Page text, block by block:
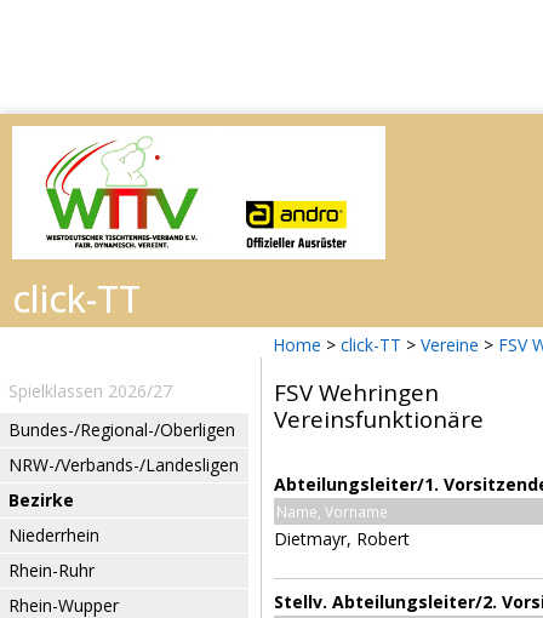
Home > click-TT > Vereine > FSV
Spielklassen 2026/27
Bundes-/Regional-/Oberligen
NRW-/Verbands-/Landesligen
Bezirke
Niederrhein
Rhein-Ruhr
Rhein-Wupper
FSV Wehringen
Vereinsfunktionäre
Abteilungsleiter/1.
Name, Vorname
Dietmayr, Robert
Stellv. Abteilungsleiter/2.